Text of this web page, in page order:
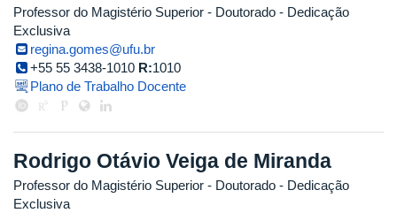
Professor do Magistério Superior - Doutorado - Dedicação
Exclusiva
regina.gomes@ufu.br
+55 55 3438-1010 R:1010
Plano de Trabalho Docente
Rodrigo Otávio Veiga de Miranda
Professor do Magistério Superior - Doutorado - Dedicação
Exclusiva